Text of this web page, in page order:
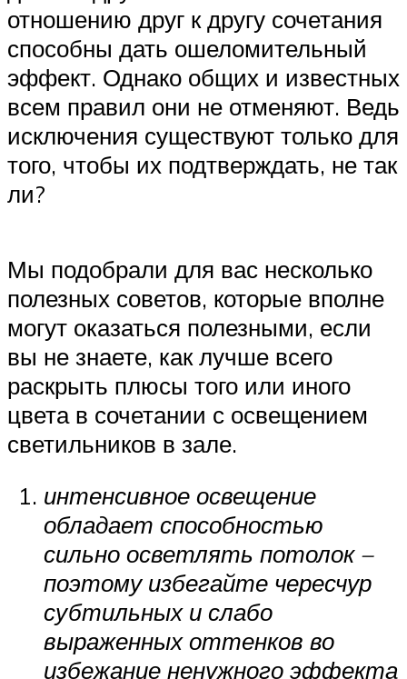
отношению друг к другу сочетания
способны дать ошеломительный
эффект. Однако общих и известных
всем правил они не отменяют. Ведь
исключения существуют только для
того, чтобы их подтверждать, не так
ли?
Мы подобрали для вас несколько
полезных советов, которые вполне
могут оказаться полезными, если
вы не знаете, как лучше всего
раскрыть плюсы того или иного
цвета в сочетании с освещением
светильников в зале.
интенсивное освещение
обладает способностью
сильно осветлять потолок –
поэтому избегайте чересчур
субтильных и слабо
выраженных оттенков во
избежание ненужного эффекта